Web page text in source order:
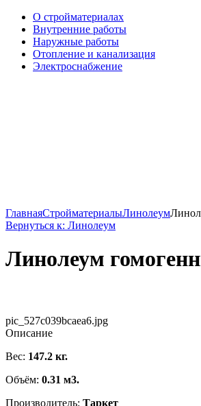
О стройматериалах
Внутренние работы
Наружные работы
Отопление и канализация
Электроснабжение
ГлавнаяСтройматериалыЛинолеум
Вернуться к: Линолеум
Линолеум
pic_527c039bcaea6.jpg
Описание
Вес: 147.2 кг.
Объём: 0.31 м3.
Производитель: Таркет